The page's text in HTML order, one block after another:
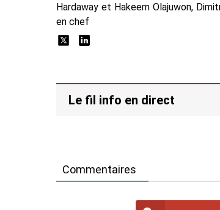
Hardaway et Hakeem Olajuwon,
en chef
Le fil info en direct
Commentaires